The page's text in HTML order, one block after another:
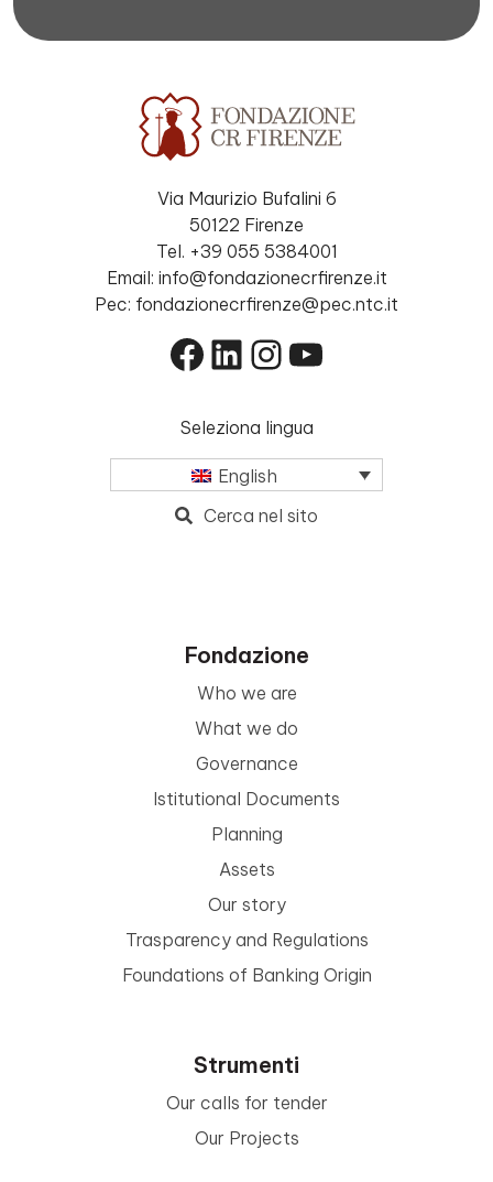
Via Maurizio Bufalini 6
50122 Firenze
Tel. +39 055 5384001
Email: info@fondazionecrfirenze.it
Pec: fondazionecrfirenze@pec.ntc.it
Facebook
LinkedIn
Instagram
YouTube
Seleziona lingua
English
Cerca nel sito
Fondazione
Who we are
What we do
Governance
Istitutional Documents
Planning
Assets
Our story
Trasparency and Regulations
Foundations of Banking Origin
Strumenti
Our calls for tender
Our Projects